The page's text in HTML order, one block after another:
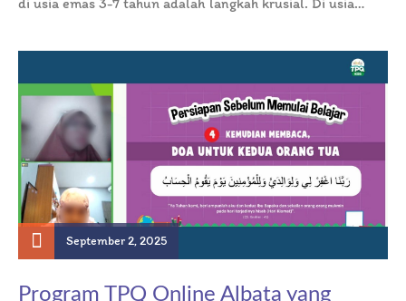
di usia emas 3-7 tahun adalah langkah krusial. Di usia…
September 2, 2025
Program TPQ Online Albata yang